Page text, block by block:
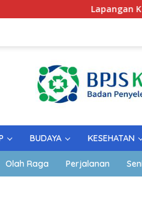
Lapangan Kerja Bagi
BUDAYA KESEHATAN
Olah Raga Perjalanan Seni